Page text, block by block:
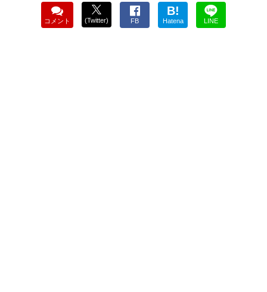
コメント (Twitter) FB
B!
Hatena LINE